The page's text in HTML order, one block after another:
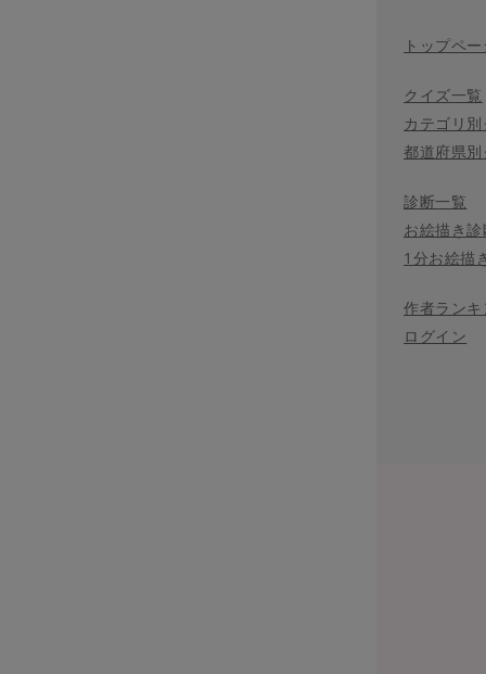
トップペー
クイズ一覧
カテゴリ
都道府県
診断一覧
お絵描き
1分お絵描
作者ランキ
ログイン